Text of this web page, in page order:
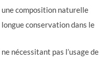
une composition naturelle
conservation dans le
nécessitant pas l’usage de